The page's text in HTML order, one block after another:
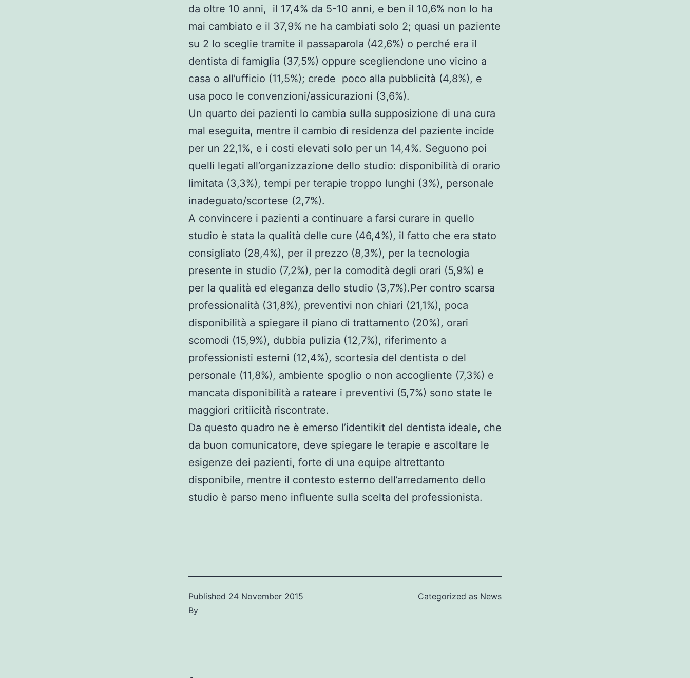
da oltre 10 anni, il 17,4% da 5-10 anni, e ben il 10,6% non lo ha
mai cambiato e il 37,9% ne ha cambiati solo 2; quasi un paziente
su 2 lo sceglie tramite il passaparola (42,6%) o perché era il
dentista di famiglia (37,5%) oppure scegliendone uno vicino a
casa o all’ufficio (11,5%); crede poco alla pubblicità (4,8%), e
usa poco le convenzioni/assicurazioni (3,6%).
Un quarto dei pazienti lo cambia sulla supposizione di una cura
mal eseguita, mentre il cambio di residenza del paziente incide
per un 22,1%, e i costi elevati solo per un 14,4%. Seguono poi
quelli legati all’organizzazione dello studio: disponibilità di orario
limitata (3,3%), tempi per terapie troppo lunghi (3%), personale
inadeguato/scortese (2,7%).
A convincere i pazienti a continuare a farsi curare in quello
studio è stata la qualità delle cure (46,4%), il fatto che era stato
consigliato (28,4%), per il prezzo (8,3%), per la tecnologia
presente in studio (7,2%), per la comodità degli orari (5,9%) e
per la qualità ed eleganza dello studio (3,7%).Per contro scarsa
professionalità (31,8%), preventivi non chiari (21,1%), poca
disponibilità a spiegare il piano di trattamento (20%), orari
scomodi (15,9%), dubbia pulizia (12,7%), riferimento a
professionisti esterni (12,4%), scortesia del dentista o del
personale (11,8%), ambiente spoglio o non accogliente (7,3%) e
mancata disponibilità a rateare i preventivi (5,7%) sono state le
maggiori critiicità riscontrate.
Da questo quadro ne è emerso l’identikit del dentista ideale, che
da buon comunicatore, deve spiegare le terapie e ascoltare le
esigenze dei pazienti, forte di una equipe altrettanto
disponibile, mentre il contesto esterno dell’arredamento dello
studio è parso meno influente sulla scelta del professionista.
Published 24 November 2015
By
Categorized as News